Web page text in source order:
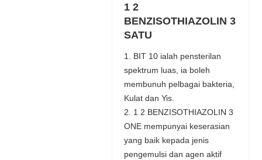
1 2
BENZISOTHIAZOLIN 3
SATU
1. BIT 10 ialah pensterilan
spektrum luas, ia boleh
membunuh pelbagai bakteria,
Kulat dan Yis.
2. 1 2 BENZISOTHIAZOLIN 3
ONE mempunyai keserasian
yang baik kepada jenis
pengemulsi dan agen aktif